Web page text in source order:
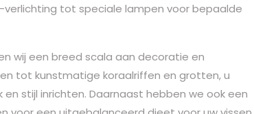
verlichting tot speciale lampen voor bepaalde
wij een breed scala aan decoratie en
tot kunstmatige koraalriffen en grotten, u
stijl inrichten. Daarnaast hebben we ook een